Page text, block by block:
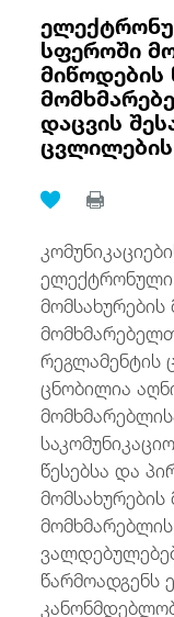
რეგულირება
სფეროში
მიწოდების
დაცვის
ელექტრონული
რეგლამენტის
ცნობილია
წესებსა და
წარმოადგენს